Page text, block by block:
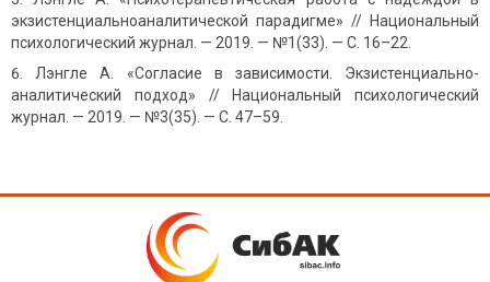
экзистенциальноаналитической парадигме» // Национальный
психологический журнал. — 2019. — №1(33). — С. 16–22.
Лэнгле А. «Согласие в зависимости. Экзистенциально-
аналитический подход» // Национальный психологический
журнал. — 2019. — №3(35). — С. 47–59.